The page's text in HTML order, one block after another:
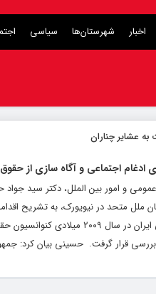
اخبار شهرستان‌ها سیاسی
اجتماعی و آگاه سازی از
عمومی و امور بین الملل، دکتر
ملل متحد در نیویورک، به تشریح
سخنان خود گفت: جمهوری اسلامی